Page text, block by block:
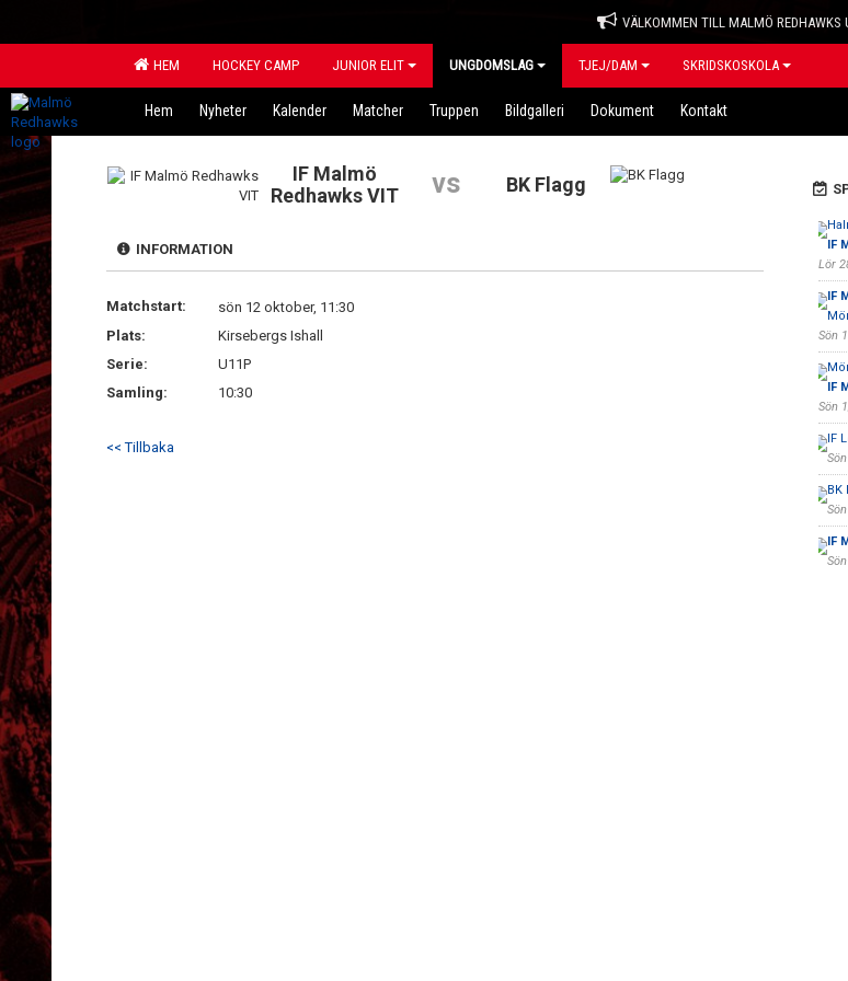
VÄLKOMMEN TILL MALMÖ REDHAWKS
HEM HOCKEY CAMP JUNIOR ELIT UNGDOMSLAG TJEJ/DAM SKRIDSKOSKOLA
Hem Nyheter Kalender Matcher Truppen Bildgalleri Dokument Kontakt
IF Malmö
Redhawks VIT
vs BK Flagg
INFORMATION
Matchstart:
sön 12 oktober, 11:30
Plats:
Kirsebergs Ishall
Serie:
U11P
Samling:
10:30
<< Tillbaka
IF
Lör
IF
Sön
IF
Sön
IF
BK
IF